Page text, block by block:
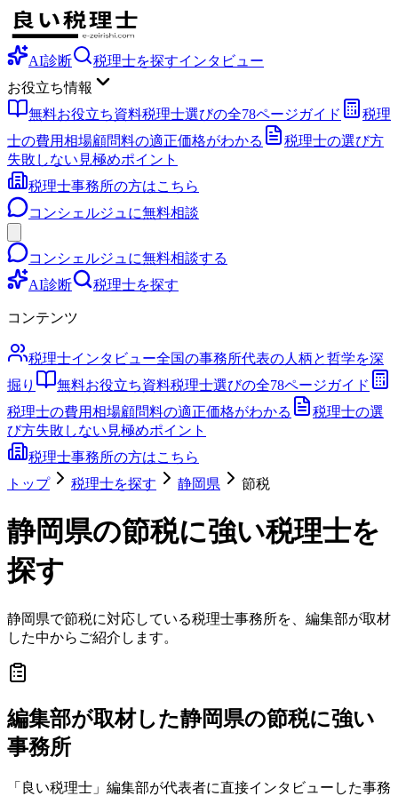
AI診断 税理士を探すインタビュー
お役立ち情報
無料お役立ち資料税理士選びの全78ページガイド
税理
士の費用相場顧問料の適正価格がわかる
税理士の選び方
失敗しない見極めポイント
税理士事務所の方はこちら
コンシェルジュに無料相談
コンシェルジュに無料相談する
AI診断
税理士を探す
コンテンツ
税理士インタビュー全国の事務所代表の人柄と哲学を深
掘り
無料お役立ち資料税理士選びの全78ページガイド
税理士の費用相場顧問料の適正価格がわかる
税理士の選
び方失敗しない見極めポイント
税理士事務所の方はこちら
トップ
税理士を探す 静岡県 節税
静岡県の節税に強い税理士を
探す
静岡県で節税に対応している税理士事務所を、編集部が取材
した中からご紹介します。
編集部が取材した静岡県の節税に強い
事務所
「良い税理士」編集部が代表者に直接インタビューした事務